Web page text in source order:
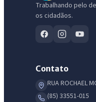
Trabalhando pelo
os cidadãos.
Contato
RUA ROCHAEL
(85) 33551-015